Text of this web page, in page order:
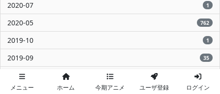
2020-07 1
2020-05 762
2019-10 1
2019-09 35
2017-03
メニュー ホーム 今期アニメ ユーザ登録 ログイン